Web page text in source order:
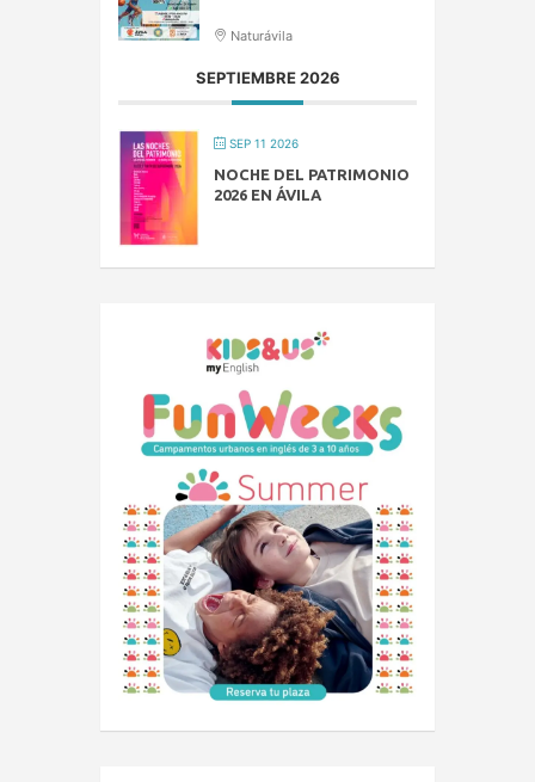
Naturávila
SEPTIEMBRE 2026
SEP 11 2026
NOCHE DEL PATRIMONIO
2026 EN ÁVILA